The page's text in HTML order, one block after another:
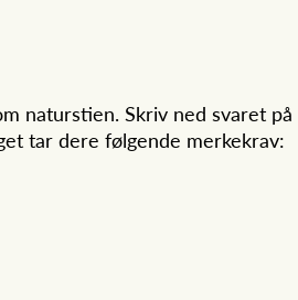
naturstien. Skriv ned svaret
tar dere følgende merkekrav: